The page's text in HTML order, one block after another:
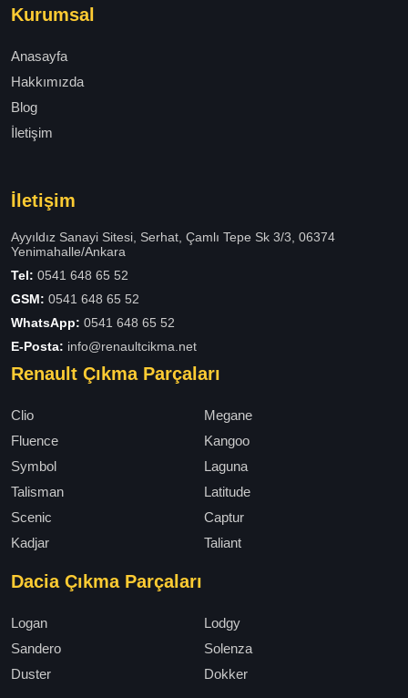
Kurumsal
Anasayfa
Hakkımızda
Blog
İletişim
İletişim
Ayyıldız Sanayi Sitesi, Serhat, Çamlı Tepe Sk 3/3, 06374
Yenimahalle/Ankara
Tel: 0541 648 65 52
GSM: 0541 648 65 52
WhatsApp: 0541 648 65 52
E-Posta: info@renaultcikma.net
Renault Çıkma Parçaları
Clio
Megane
Fluence
Kangoo
Symbol
Laguna
Talisman
Latitude
Scenic
Captur
Kadjar
Taliant
Dacia Çıkma Parçaları
Logan
Lodgy
Sandero
Solenza
Duster
Dokker